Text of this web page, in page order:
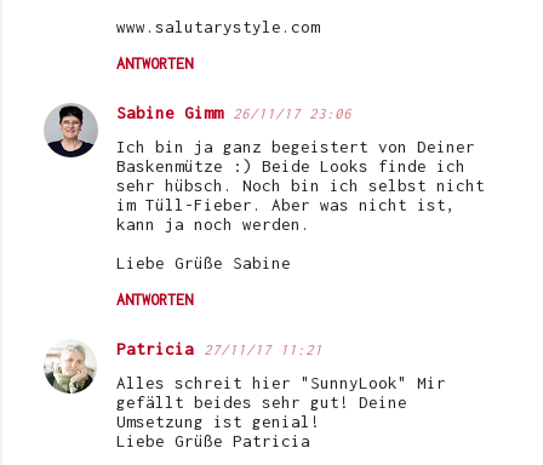
www.salutarystyle.com
ANTWORTEN
Sabine Gimm 26/11/17 23:06
Ich bin ja ganz begeistert von Deiner
Baskenmütze :) Beide Looks finde ich
sehr hübsch. Noch bin ich selbst nicht
im Tüll-Fieber. Aber was nicht ist,
kann ja noch werden.
Liebe Grüße Sabine
ANTWORTEN
Patricia 27/11/17 11:21
Alles schreit hier "SunnyLook" Mir
gefällt beides sehr gut! Deine
Umsetzung ist genial!
Liebe Grüße Patricia